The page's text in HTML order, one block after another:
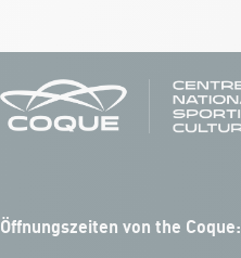
Öffnungszeiten von the Coque: